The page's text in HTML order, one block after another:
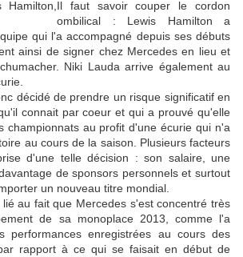
Il faut savoir couper le cordon
ombilical : Lewis Hamilton a
qui l'a accompagné depuis ses débuts
ainsi de signer chez Mercedes en lieu et
Niki Lauda arrive également au
décidé de prendre un risque significatif en
connait par coeur et qui a prouvé qu'elle
championnats au profit d'une écurie qui n'a
au cours de la saison. Plusieurs facteurs
d'une telle décision : son salaire, une
de sponsors personnels et surtout
un nouveau titre mondial.
au fait que Mercedes s'est concentré très
de sa monoplace 2013, comme l'a
performances enregistrées au cours des
rapport à ce qui se faisait en début de